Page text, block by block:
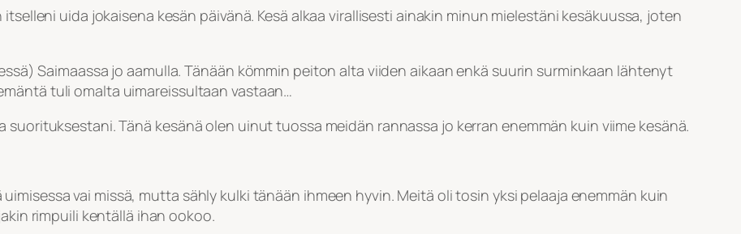
uida jokaisena kesän päivänä. Kesä alkaa virallisesti ainakin minun mielestäni kesäkuussa, joten
Saimaassa jo aamulla. Tänään kömmin peiton alta viiden aikaan enkä suurin surminkaan lähtenyt
tuli omalta uimareissultaan vastaan…
Tänä kesänä olen uinut tuossa meidän rannassa jo kerran enemmän kuin viime kesänä.
vai missä, mutta sähly kulki tänään ihmeen hyvin. Meitä oli tosin yksi pelaaja enemmän kuin
rimpuili kentällä ihan ookoo.